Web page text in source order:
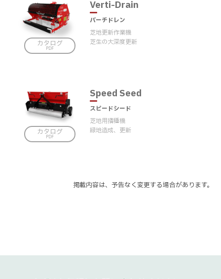
バーチドレン
芝地更新作業機
芝生の大深度更新
カタログ
スピードシード
芝地用播種機
緑地造成、更新
カタログ
掲載内容は、予告なく変更する場合があります。